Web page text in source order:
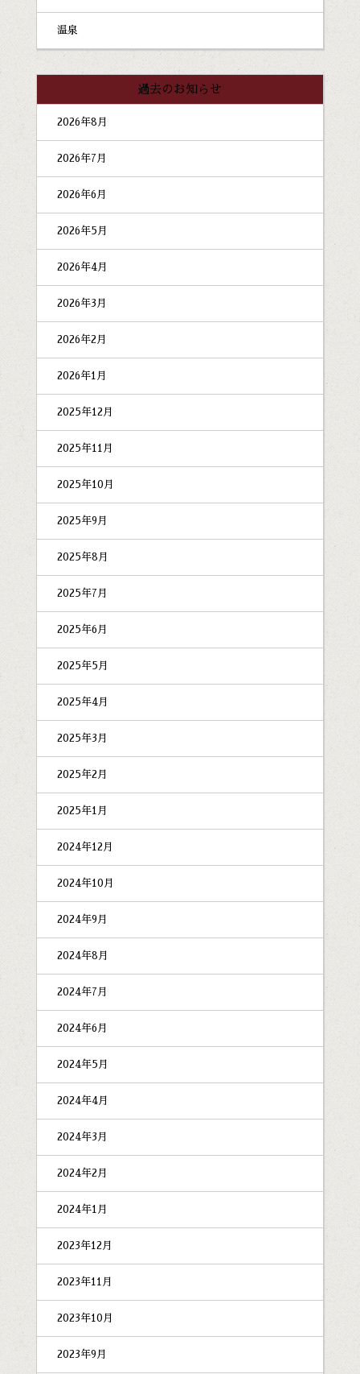
温泉
過去のお知らせ
2026年8月
2026年7月
2026年6月
2026年5月
2026年4月
2026年3月
2026年2月
2026年1月
2025年12月
2025年11月
2025年10月
2025年9月
2025年8月
2025年7月
2025年6月
2025年5月
2025年4月
2025年3月
2025年2月
2025年1月
2024年12月
2024年10月
2024年9月
2024年8月
2024年7月
2024年6月
2024年5月
2024年4月
2024年3月
2024年2月
2024年1月
2023年12月
2023年11月
2023年10月
2023年9月